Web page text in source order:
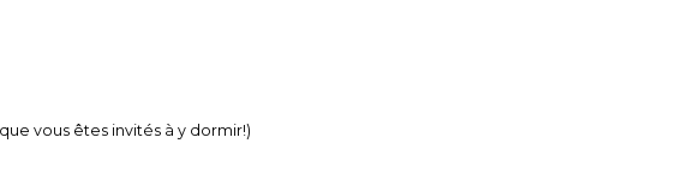
vous êtes invités à y dormir!)